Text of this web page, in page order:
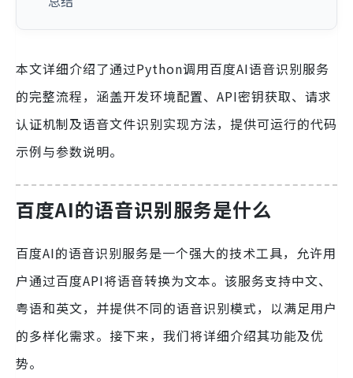
本文详细介绍了通过Python调用百度AI语音识别服务
的完整流程，涵盖开发环境配置、API密钥获取、请求
认证机制及语音文件识别实现方法，提供可运行的代码
示例与参数说明。
百度AI的语音识别服务是什么
百度AI的语音识别服务是一个强大的技术工具，允许用
户通过百度API将语音转换为文本。该服务支持中文、
粤语和英文，并提供不同的语音识别模式，以满足用户
的多样化需求。接下来，我们将详细介绍其功能及优
势。